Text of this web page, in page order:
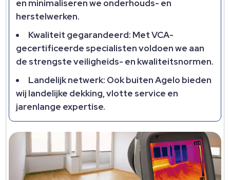
en minimaliseren we onderhouds- en
herstelwerken.
Kwaliteit gegarandeerd: Met VCA-
gecertificeerde specialisten voldoen we aan
de strengste veiligheids- en kwaliteitsnormen.
Landelijk netwerk: Ook buiten Agelo bieden
wij landelijke dekking, vlotte service en
jarenlange expertise.